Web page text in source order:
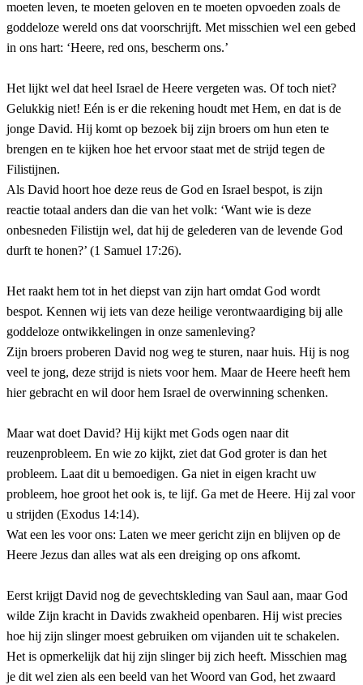
moeten leven, te moeten geloven en te moeten opvoeden zoals de
goddeloze wereld ons dat voorschrijft. Met misschien wel een gebed
in ons hart: ‘Heere, red ons, bescherm ons.’
Het lijkt wel dat heel Israel de Heere vergeten was. Of toch niet?
Gelukkig niet! Eén is er die rekening houdt met Hem, en dat is de
jonge David. Hij komt op bezoek bij zijn broers om hun eten te
brengen en te kijken hoe het ervoor staat met de strijd tegen de
Filistijnen.
Als David hoort hoe deze reus de God en Israel bespot, is zijn
reactie totaal anders dan die van het volk: ‘Want wie is deze
onbesneden Filistijn wel, dat hij de gelederen van de levende God
durft te honen?’ (1 Samuel 17:26).
Het raakt hem tot in het diepst van zijn hart omdat God wordt
bespot. Kennen wij iets van deze heilige verontwaardiging bij alle
goddeloze ontwikkelingen in onze samenleving?
Zijn broers proberen David nog weg te sturen, naar huis. Hij is nog
veel te jong, deze strijd is niets voor hem. Maar de Heere heeft hem
hier gebracht en wil door hem Israel de overwinning schenken.
Maar wat doet David? Hij kijkt met Gods ogen naar dit
reuzenprobleem. En wie zo kijkt, ziet dat God groter is dan het
probleem. Laat dit u bemoedigen. Ga niet in eigen kracht uw
probleem, hoe groot het ook is, te lijf. Ga met de Heere. Hij zal voor
u strijden (Exodus 14:14).
Wat een les voor ons: Laten we meer gericht zijn en blijven op de
Heere Jezus dan alles wat als een dreiging op ons afkomt.
Eerst krijgt David nog de gevechtskleding van Saul aan, maar God
wilde Zijn kracht in Davids zwakheid openbaren. Hij wist precies
hoe hij zijn slinger moest gebruiken om vijanden uit te schakelen.
Het is opmerkelijk dat hij zijn slinger bij zich heeft. Misschien mag
je dit wel zien als een beeld van het Woord van God, het zwaard